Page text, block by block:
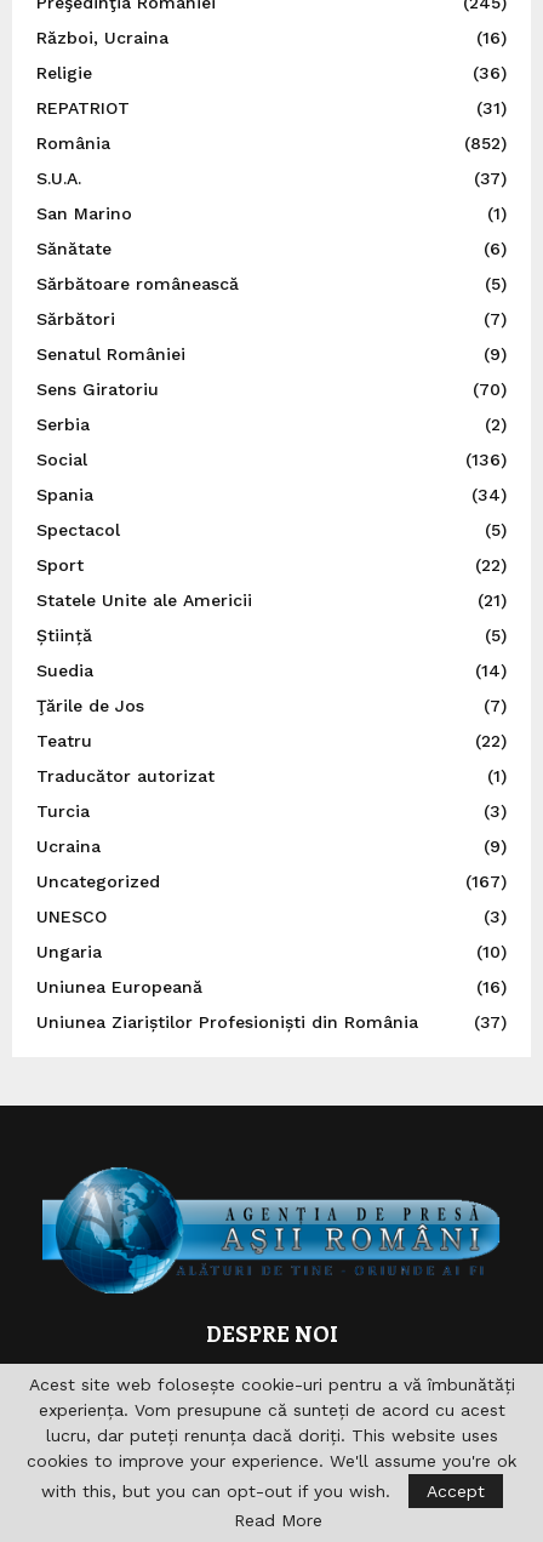
Război, Ucraina
(16)
Religie
(36)
REPATRIOT
(31)
România
(852)
S.U.A.
(37)
San Marino
(1)
Sănătate
(6)
Sărbătoare românească
(5)
Sărbători
(7)
Senatul României
(9)
Sens Giratoriu
(70)
Serbia
(2)
Social
(136)
Spania
(34)
Spectacol
(5)
Sport
(22)
Statele Unite ale Americii
(21)
Știință
(5)
Suedia
(14)
Ţările de Jos
(7)
Teatru
(22)
Traducător autorizat
(1)
Turcia
(3)
Ucraina
(9)
Uncategorized
(167)
UNESCO
(3)
Ungaria
(10)
Uniunea Europeană
(16)
Uniunea Ziariștilor Profesioniști din România
(37)
DESPRE NOI
Asociaţia are drept scop , aprofundarea si consolidarea
relaţiilor germane-române şi în acelaşi timp îndeplinirea şi
sprijinirea diferitelor acţiuni pentru domeniile formare,
cultură, sport, radio, Informaţie şi de asemenea realizarea
accesului către noile căi de comunicare. nu vizeaza in
primul rand obtinerea unui profit economic.
Acest site web folosește cookie-uri pentru a vă îmbunătăți
experiența. Vom presupune că sunteți de acord cu acest
lucru, dar puteți renunța dacă doriți. This website uses
cookies to improve your experience. We'll assume you're ok
with this, but you can opt-out if you wish.
Accept
Read More